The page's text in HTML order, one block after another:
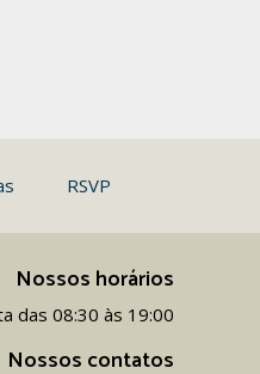
RSVP
Nossos horários
das 08:30 às 19:00
Nossos contatos